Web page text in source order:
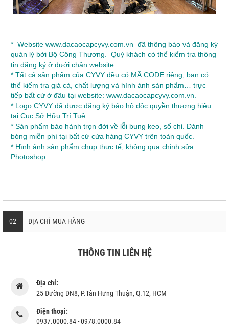
* Website www.dacaocapcyvy.com.vn đã thông báo và đăng ký
quản lý bởi Bộ Công Thương. Quý khách có thể kiểm tra thông
tin đăng ký ở dưới chân website.
* Tất cả sản phẩm của CYVY đều có MÃ CODE riêng, bạn có
thể kiểm tra giá cả, chất lượng và hình ảnh sản phẩm… trực
tiếp bất cứ ở đâu tại website: www.dacaocapcyvy.com.vn.
* Logo CYVY đã được đăng ký bảo hộ độc quyền thương hiệu
tại Cục Sở Hữu Trí Tuệ .
* Sản phẩm bảo hành trọn đời về lỗi bung keo, sổ chỉ. Đánh
bóng miễn phí tại bất cứ cửa hàng CYVY trên toàn quốc.
* Hình ảnh sản phẩm chụp thực tế, không qua chỉnh sửa
Photoshop
02 ĐỊA CHỈ MUA HÀNG
THÔNG TIN LIÊN HỆ
Địa chỉ:
25 Đường DN8, P.Tân Hưng Thuận, Q.12, HCM
Điện thoại:
0937.0000.84 - 0978.0000.84